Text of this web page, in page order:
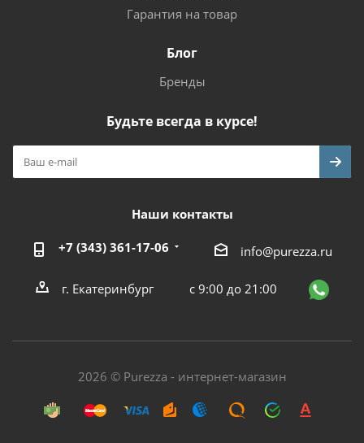
Гарантия на товар
Блог
Бренды
Будьте всегда в курсе!
Наши контакты
+7 (343) 361-17-06 info@purezza.ru
г. Екатеринбург с 9:00 до 21:00
2026 © Purezza - интернет-магазин